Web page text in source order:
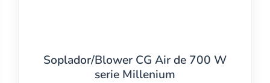
Soplador/Blower CG Air de 700 W
serie Millenium